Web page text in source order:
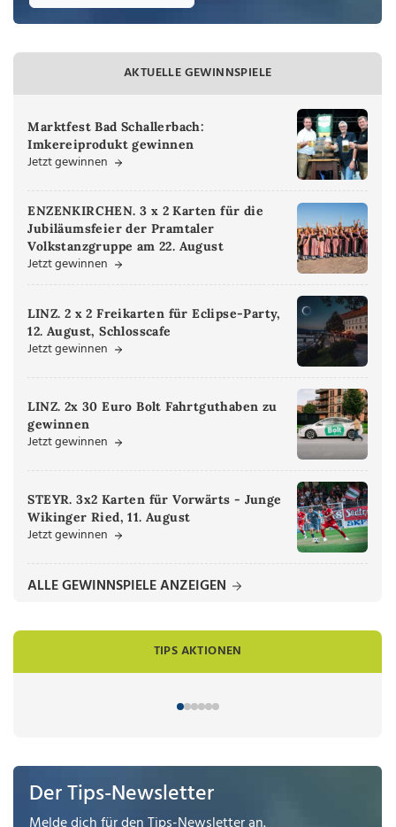
AKTUELLE GEWINNSPIELE
Marktfest Bad Schallerbach:
Imkereiprodukt gewinnen
Jetzt gewinnen
ENZENKIRCHEN. 3 x 2 Karten für die
Jubiläumsfeier der Pramtaler
Volkstanzgruppe am 22. August
Jetzt gewinnen
LINZ. 2 x 2 Freikarten für Eclipse-Party,
12. August, Schlosscafe
Jetzt gewinnen
LINZ. 2x 30 Euro Bolt Fahrtguthaben zu
gewinnen
Jetzt gewinnen
STEYR. 3x2 Karten für Vorwärts - Junge
Wikinger Ried, 11. August
Jetzt gewinnen
ALLE GEWINNSPIELE ANZEIGEN
TIPS AKTIONEN
Der Tips-Newsletter